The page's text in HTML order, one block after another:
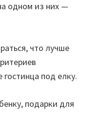
одном из них —
что лучше
под елку.